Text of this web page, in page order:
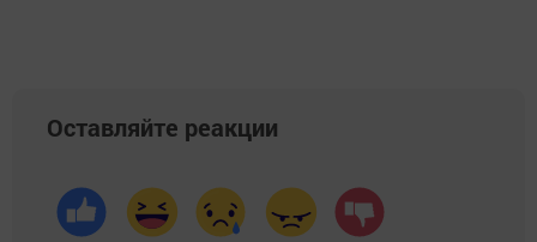
Оставляйте реакции